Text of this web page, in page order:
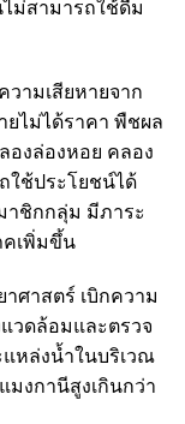
ม่สามารถใช้ดื่ม
ามเสียหายจาก
ไม่ได้ราคา พืชผล
องล่องหอย คลอง
ใช้ประโยชน์ได้
าชิกกลุ่ม มีภาระ
คเพิ่มขึ้น
ศาสตร์ เบิกความ
วดล้อมและตรวจ
หล่งน้ำในบริเวณ
มงกานีสูงเกินกว่า